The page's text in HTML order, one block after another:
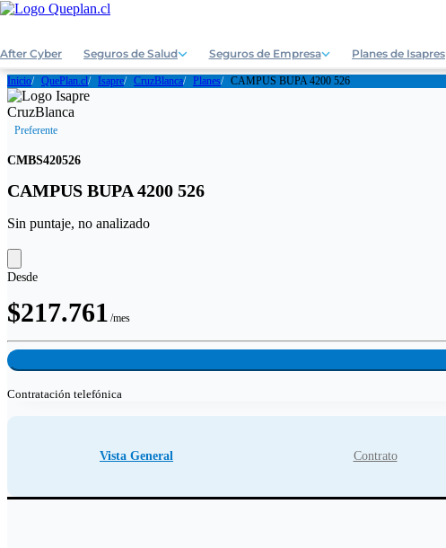
After Cyber Seguros de Salud Seguros de Empresa Planes de Isapres
Inicio QuePlan.cl Isapre CruzBlanca Planes CAMPUS BUPA 4200 526
Preferente
CMBS420526
CAMPUS BUPA 4200 526
Sin puntaje, no analizado
Desde
$217.761 /mes
Contratación telefónica
Vista General Contrato